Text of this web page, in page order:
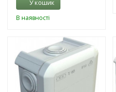
У кошик
В наявності
-3%